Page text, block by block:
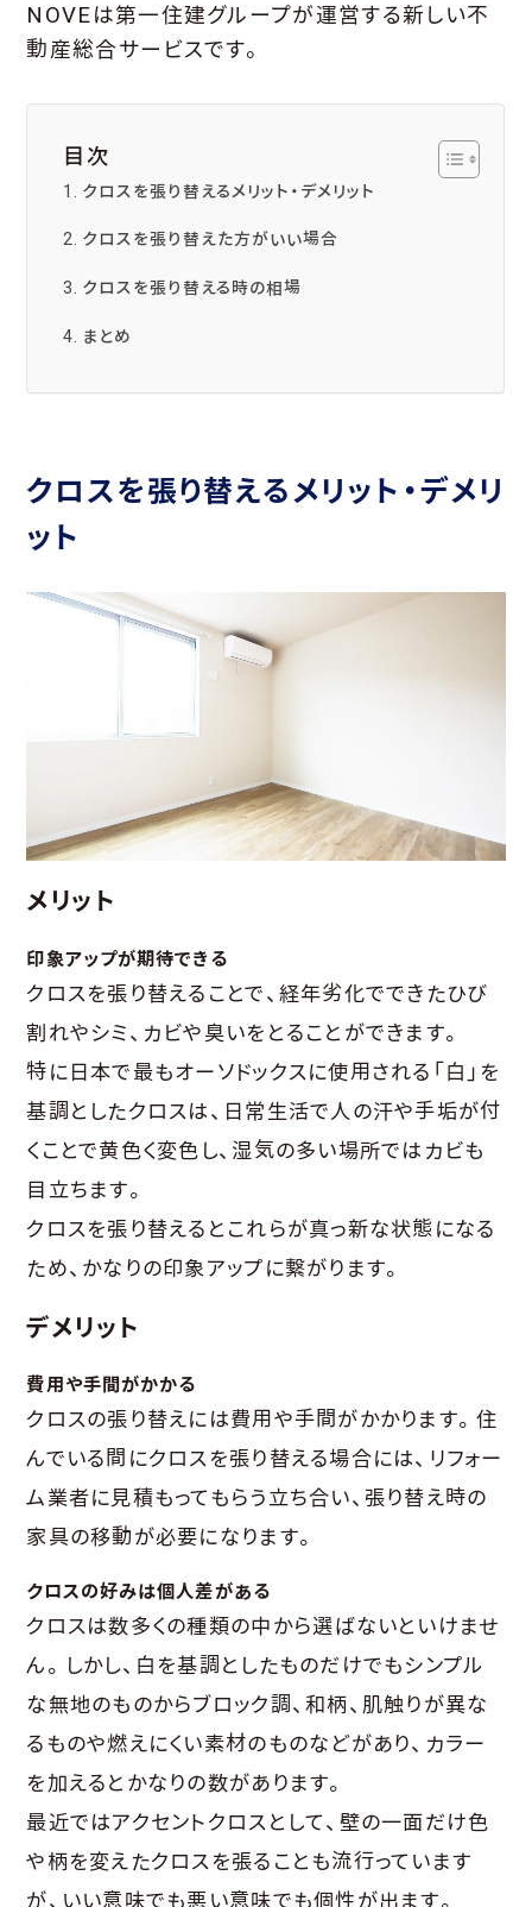
NOVEは第一住建グループが運営する新しい不
動産総合サービスです。
目次
クロスを張り替えるメリット・デメリット
クロスを張り替えた方がいい場合
クロスを張り替える時の相場
まとめ
クロスを張り替えるメリット・デメリ
ット
メリット
印象アップが期待できる
クロスを張り替えることで、経年劣化でできたひび
割れやシミ、カビや臭いをとることができます。
特に日本で最もオーソドックスに使用される「白」を
基調としたクロスは、日常生活で人の汗や手垢が付
くことで黄色く変色し、湿気の多い場所ではカビも
目立ちます。
クロスを張り替えるとこれらが真っ新な状態になる
ため、かなりの印象アップに繋がります。
デメリット
費用や手間がかかる
クロスの張り替えには費用や手間がかかります。住
んでいる間にクロスを張り替える場合には、リフォー
ム業者に見積もってもらう立ち合い、張り替え時の
家具の移動が必要になります。
クロスの好みは個人差がある
クロスは数多くの種類の中から選ばないといけませ
ん。しかし、白を基調としたものだけでもシンプル
な無地のものからブロック調、和柄、肌触りが異な
るものや燃えにくい素材のものなどがあり、カラー
を加えるとかなりの数があります。
最近ではアクセントクロスとして、壁の一面だけ色
や柄を変えたクロスを張ることも流行っています
が、いい意味でも悪い意味でも個性が出ます。